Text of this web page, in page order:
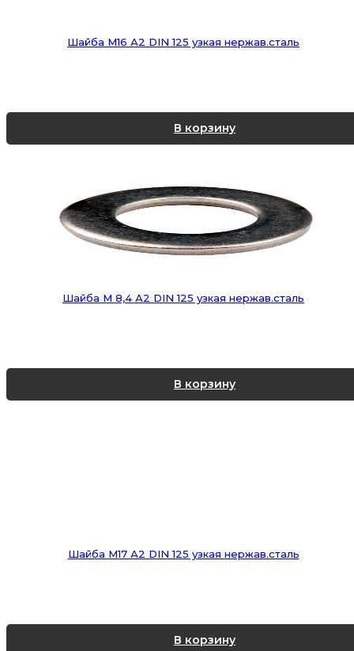
Шайба М16 А2 DIN 125 узкая нержав.сталь
В корзину
Шайба М 8,4 А2 DIN 125 узкая нержав.сталь
В корзину
Шайба М17 А2 DIN 125 узкая нержав.сталь
В корзину